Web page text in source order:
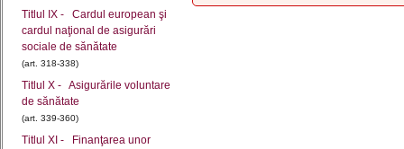
Titlul IX - Cardul european şi
cardul naţional de asigurări
sociale de sănătate
(art. 318-338)
Titlul X - Asigurările voluntare
de sănătate
(art. 339-360)
Titlul XI - Finanţarea unor